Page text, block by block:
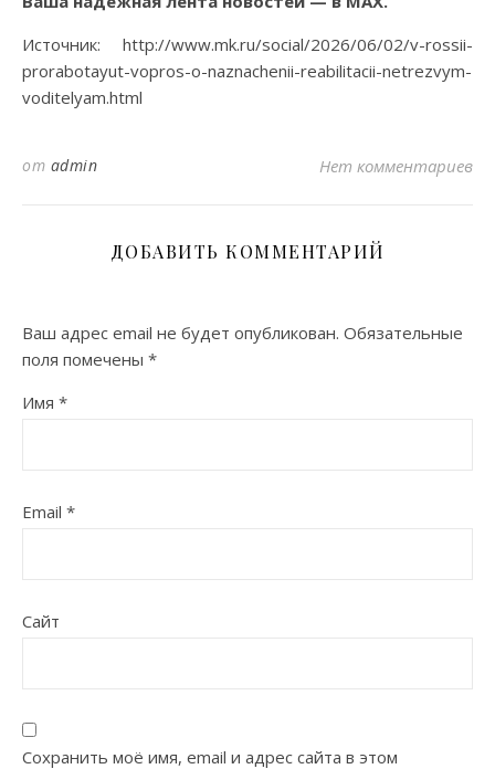
Источник: http://www.mk.ru/social/2026/06/02/v-rossii-
prorabotayut-vopros-o-naznachenii-reabilitacii-netrezvym-
voditelyam.html
от admin Нет комментариев
ДОБАВИТЬ КОММЕНТАРИЙ
Ваш адрес email не будет опубликован. Обязательные
поля помечены *
Имя *
Email *
Сайт
Сохранить моё имя, email и адрес сайта в этом